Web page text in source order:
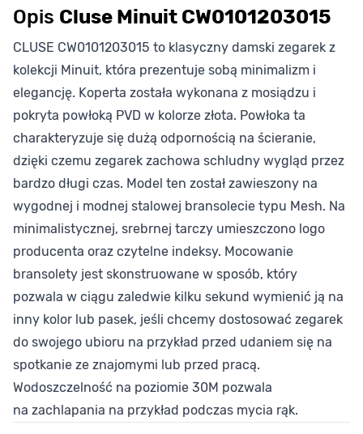
Opis Cluse Minuit CW0101203015
CLUSE CW0101203015 to klasyczny damski zegarek z
kolekcji Minuit, która prezentuje sobą minimalizm i
elegancję. Koperta została wykonana z mosiądzu i
pokryta powłoką PVD w kolorze złota. Powłoka ta
charakteryzuje się dużą odpornością na ścieranie,
dzięki czemu zegarek zachowa schludny wygląd przez
bardzo długi czas. Model ten został zawieszony na
wygodnej i modnej stalowej bransolecie typu Mesh. Na
minimalistycznej, srebrnej tarczy umieszczono logo
producenta oraz czytelne indeksy. Mocowanie
bransolety jest skonstruowane w sposób, który
pozwala w ciągu zaledwie kilku sekund wymienić ją na
inny kolor lub pasek, jeśli chcemy dostosować zegarek
do swojego ubioru na przykład przed udaniem się na
spotkanie ze znajomymi lub przed pracą.
Wodoszczelność na poziomie 30M pozwala
na zachlapania na przykład podczas mycia rąk.